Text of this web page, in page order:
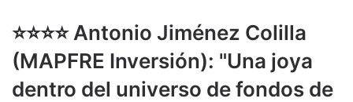
⭐️⭐️⭐️⭐️ Antonio Jiménez Colilla
(MAPFRE Inversión): "Una joya
dentro del universo de fondos de